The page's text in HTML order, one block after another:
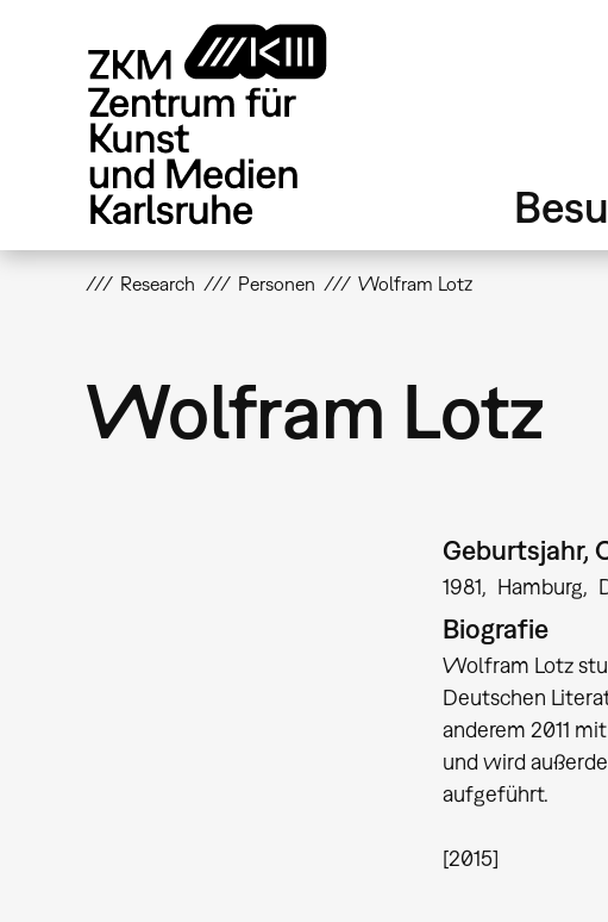
Research Personen Wolfram Lotz
Wolfram Lotz
Geburtsjahr,
1981 Hamburg
Biografie
Wolfram Lotz
Deutschen
anderem 2011
und wird
aufgeführt.
[2015]